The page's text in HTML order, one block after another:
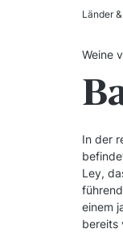
Länder
Weine
In der
Ley,
einem
bereits